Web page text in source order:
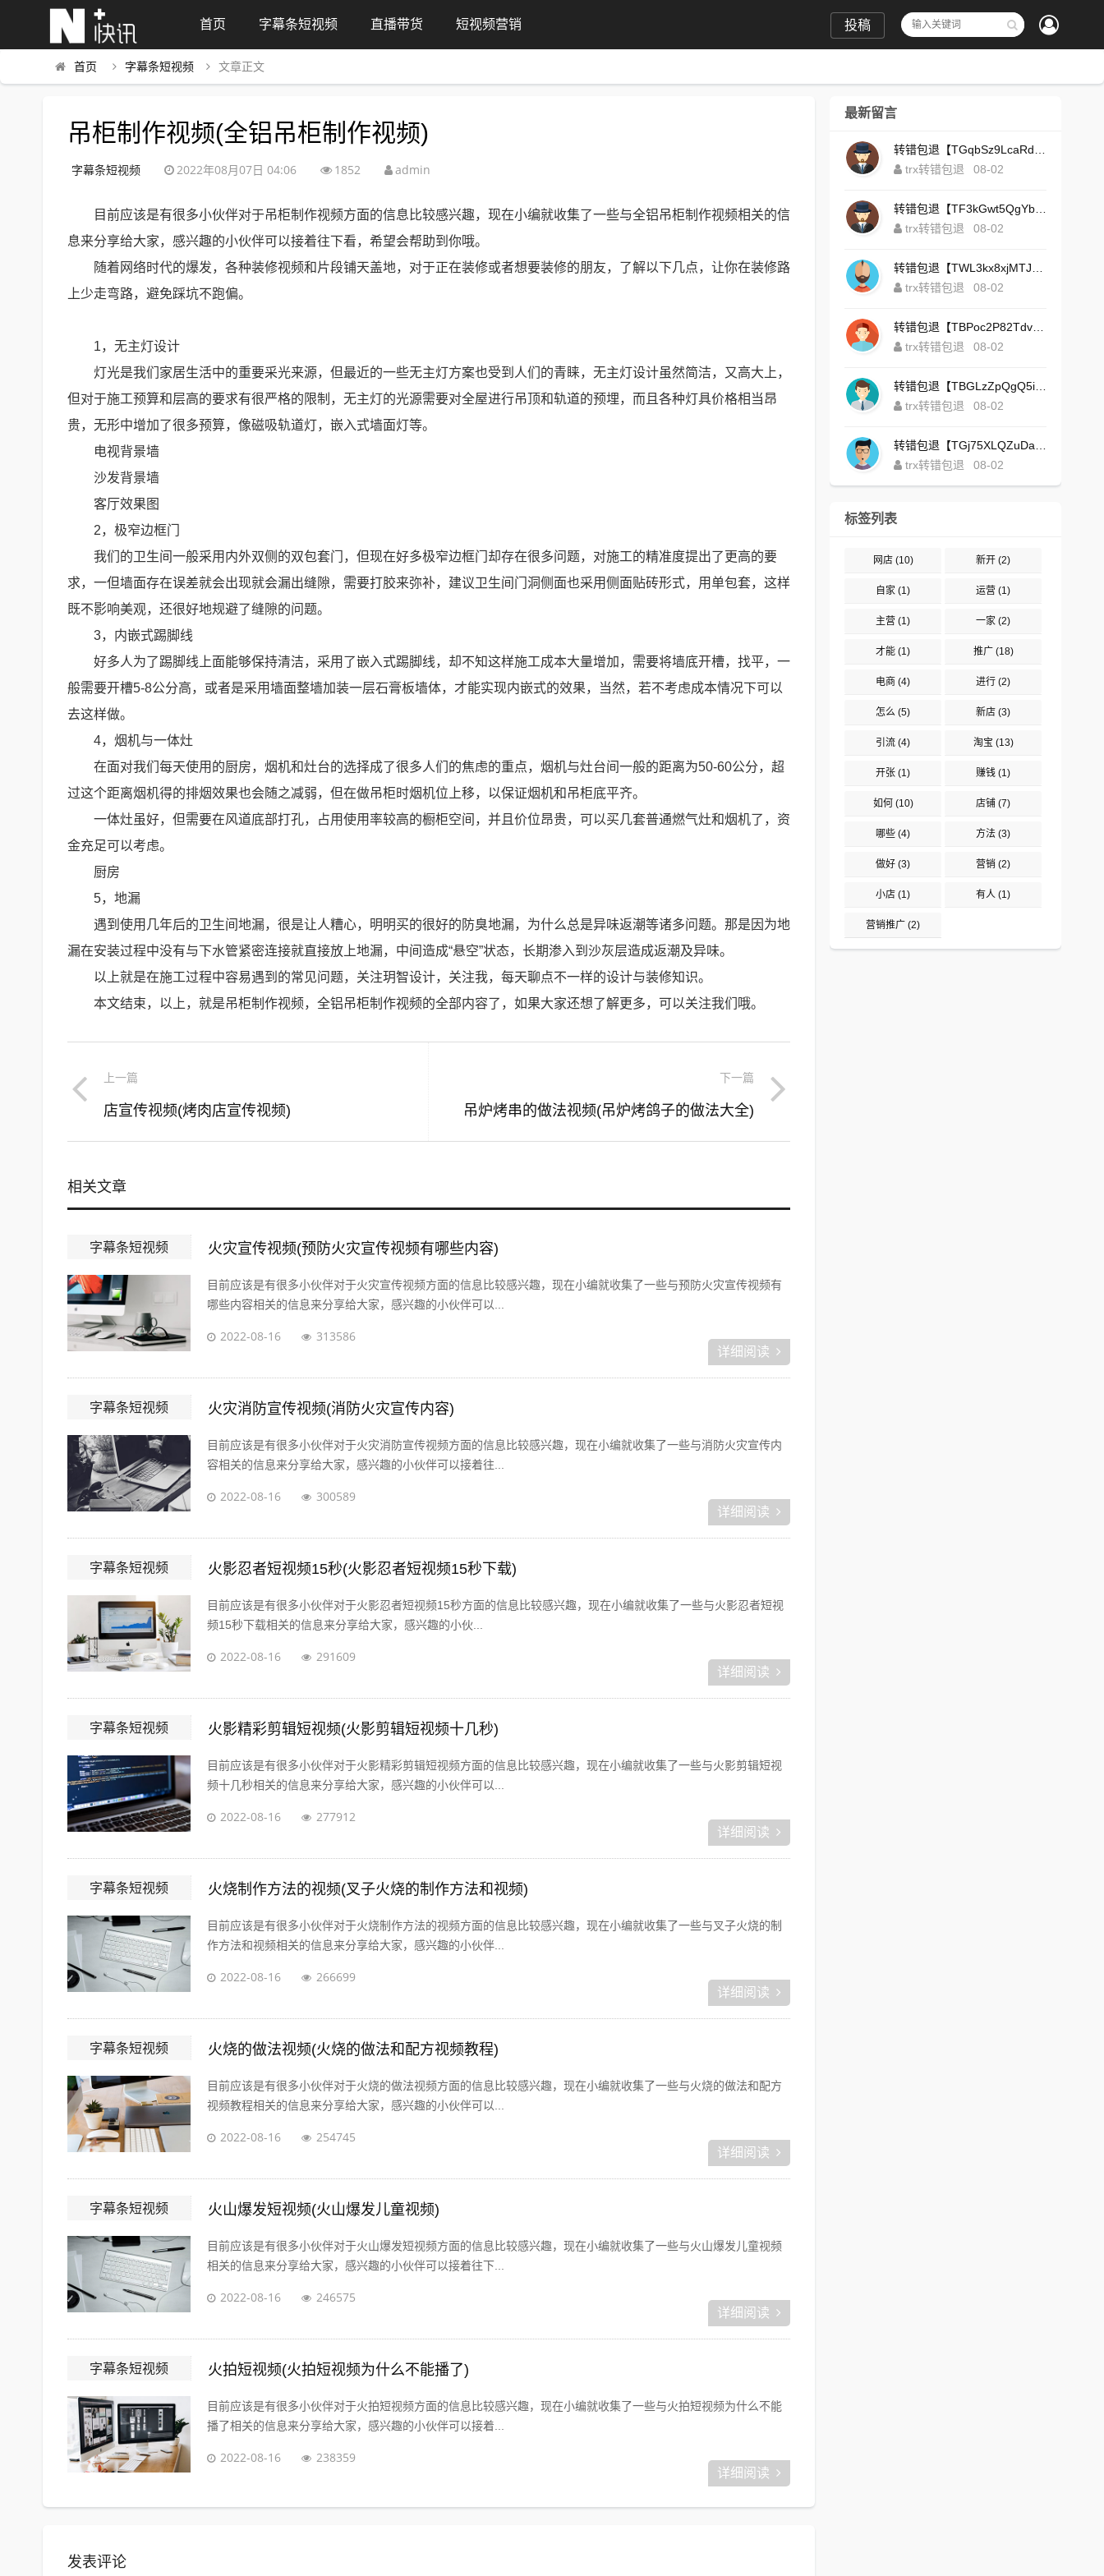
首页 字幕条短视频 直播带货 短视频营销 投稿
首页 字幕条短视频 文章正文
吊柜制作视频(全铝吊柜制作视频)
字幕条短视频 2022年08月07日 04:06 1852 admin
目前应该是有很多小伙伴对于吊柜制作视频方面的信息比较感兴趣，现在小编就收集了一些与全铝吊柜制作视频相关的信
息来分享给大家，感兴趣的小伙伴可以接着往下看，希望会帮助到你哦。
随着网络时代的爆发，各种装修视频和片段铺天盖地，对于正在装修或者想要装修的朋友，了解以下几点，让你在装修路
上少走弯路，避免踩坑不跑偏。
1，无主灯设计
灯光是我们家居生活中的重要采光来源，但最近的一些无主灯方案也受到人们的青睐，无主灯设计虽然简洁，又高大上，
但对于施工预算和层高的要求有很严格的限制，无主灯的光源需要对全屋进行吊顶和轨道的预埋，而且各种灯具价格相当昂
贵，无形中增加了很多预算，像磁吸轨道灯，嵌入式墙面灯等。
电视背景墙
沙发背景墙
客厅效果图
2，极窄边框门
我们的卫生间一般采用内外双侧的双包套门，但现在好多极窄边框门却存在很多问题，对施工的精准度提出了更高的要
求，一但墙面存在误差就会出现就会漏出缝隙，需要打胶来弥补，建议卫生间门洞侧面也采用侧面贴砖形式，用单包套，这样
既不影响美观，还很好地规避了缝隙的问题。
3，内嵌式踢脚线
好多人为了踢脚线上面能够保持清洁，采用了嵌入式踢脚线，却不知这样施工成本大量增加，需要将墙底开槽，找平，一
般需要开槽5-8公分高，或者是采用墙面整墙加装一层石膏板墙体，才能实现内嵌式的效果，当然，若不考虑成本情况下可以
去这样做。
4，烟机与一体灶
在面对我们每天使用的厨房，烟机和灶台的选择成了很多人们的焦虑的重点，烟机与灶台间一般的距离为50-60公分，超
过这个距离烟机得的排烟效果也会随之减弱，但在做吊柜时烟机位上移，以保证烟机和吊柜底平齐。
一体灶虽好，但需要在风道底部打孔，占用使用率较高的橱柜空间，并且价位昂贵，可以买几套普通燃气灶和烟机了，资
金充足可以考虑。
厨房
5，地漏
遇到使用几年后的卫生间地漏，很是让人糟心，明明买的很好的防臭地漏，为什么总是异味返潮等诸多问题。那是因为地
漏在安装过程中没有与下水管紧密连接就直接放上地漏，中间造成“悬空”状态，长期渗入到沙灰层造成返潮及异味。
以上就是在施工过程中容易遇到的常见问题，关注玥智设计，关注我，每天聊点不一样的设计与装修知识。
本文结束，以上，就是吊柜制作视频，全铝吊柜制作视频的全部内容了，如果大家还想了解更多，可以关注我们哦。
上一篇
店宣传视频(烤肉店宣传视频)
下一篇
吊炉烤串的做法视频(吊炉烤鸽子的做法大全)
相关文章
字幕条短视频 火灾宣传视频(预防火灾宣传视频有哪些内容)
目前应该是有很多小伙伴对于火灾宣传视频方面的信息比较感兴趣，现在小编就收集了一些与预防火灾宣传视频有
哪些内容相关的信息来分享给大家，感兴趣的小伙伴可以...
2022-08-16 313586
详细阅读
字幕条短视频 火灾消防宣传视频(消防火灾宣传内容)
目前应该是有很多小伙伴对于火灾消防宣传视频方面的信息比较感兴趣，现在小编就收集了一些与消防火灾宣传内
容相关的信息来分享给大家，感兴趣的小伙伴可以接着往...
2022-08-16 300589
详细阅读
字幕条短视频 火影忍者短视频15秒(火影忍者短视频15秒下载)
目前应该是有很多小伙伴对于火影忍者短视频15秒方面的信息比较感兴趣，现在小编就收集了一些与火影忍者短视
频15秒下载相关的信息来分享给大家，感兴趣的小伙...
2022-08-16 291609
详细阅读
字幕条短视频 火影精彩剪辑短视频(火影剪辑短视频十几秒)
目前应该是有很多小伙伴对于火影精彩剪辑短视频方面的信息比较感兴趣，现在小编就收集了一些与火影剪辑短视
频十几秒相关的信息来分享给大家，感兴趣的小伙伴可以...
2022-08-16 277912
详细阅读
字幕条短视频 火烧制作方法的视频(叉子火烧的制作方法和视频)
目前应该是有很多小伙伴对于火烧制作方法的视频方面的信息比较感兴趣，现在小编就收集了一些与叉子火烧的制
作方法和视频相关的信息来分享给大家，感兴趣的小伙伴...
2022-08-16 266699
详细阅读
字幕条短视频 火烧的做法视频(火烧的做法和配方视频教程)
目前应该是有很多小伙伴对于火烧的做法视频方面的信息比较感兴趣，现在小编就收集了一些与火烧的做法和配方
视频教程相关的信息来分享给大家，感兴趣的小伙伴可以...
2022-08-16 254745
详细阅读
字幕条短视频 火山爆发短视频(火山爆发儿童视频)
目前应该是有很多小伙伴对于火山爆发短视频方面的信息比较感兴趣，现在小编就收集了一些与火山爆发儿童视频
相关的信息来分享给大家，感兴趣的小伙伴可以接着往下...
2022-08-16 246575
详细阅读
字幕条短视频 火拍短视频(火拍短视频为什么不能播了)
目前应该是有很多小伙伴对于火拍短视频方面的信息比较感兴趣，现在小编就收集了一些与火拍短视频为什么不能
播了相关的信息来分享给大家，感兴趣的小伙伴可以接着...
2022-08-16 238359
详细阅读
发表评论
最新留言
trx转错包退
08-02
trx转错包退
08-02
trx转错包退
08-02
trx转错包退
08-02
trx转错包退
08-02
trx转错包退
08-02
标签列表
网店(10) 新开 (2)
自家 (1) 运营 (1)
主营 (1) 一家 (2)
才能 (1) 推广(18)
电商 (4) 进行 (2)
怎么 (5) 新店 (3)
引流 (4) 淘宝 (13)
开张 (1) 赚钱 (1)
如何 (10) 店铺 (7)
哪些 (4) 方法 (3)
做好 (3) 营销 (2)
小店 (1) 有人 (1)
营销推广 (2)